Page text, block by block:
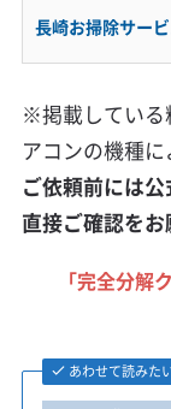
長崎お掃除サー
※掲載している
アコンの機種
ご依頼前には
直接ご確認をお
「完全分解
あわせて読みた